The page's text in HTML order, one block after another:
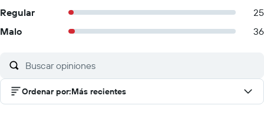
Regular
25
Malo
36
Ordenar por:Más recientes